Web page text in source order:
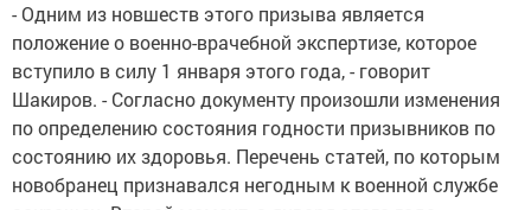
- Одним из новшеств этого призыва является
положение о военно-врачебной экспертизе, которое
вступило в силу 1 января этого года, - говорит
Шакиров. - Согласно документу произошли изменения
по определению состояния годности призывников по
состоянию их здоровья. Перечень статей, по которым
новобранец признавался негодным к военной службе